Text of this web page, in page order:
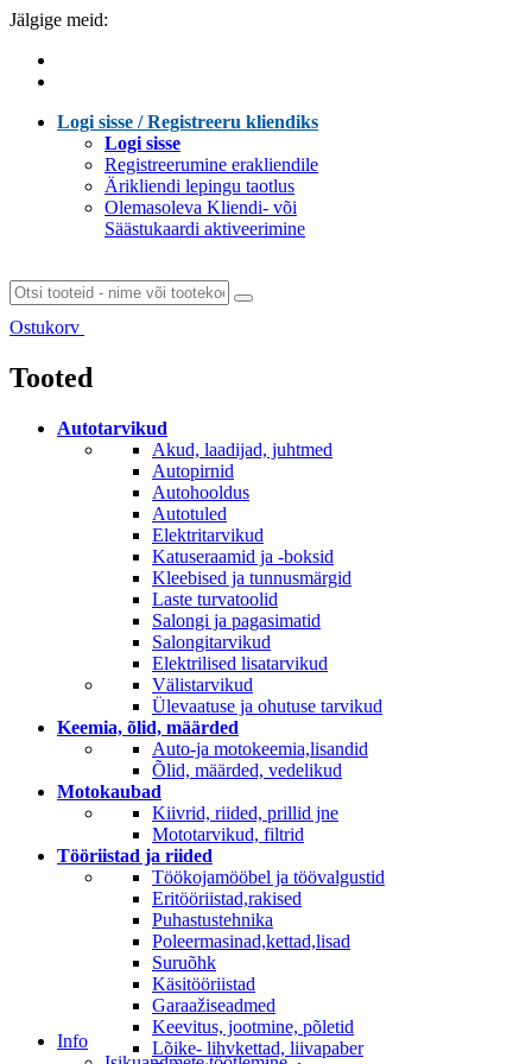
Jälgige meid:
Logi sisse / Registreeru kliendiks
Logi sisse
Registreerumine erakliendile
Ärikliendi lepingu taotlus
Olemasoleva Kliendi- või
Säästukaardi aktiveerimine
Ostukorv
Tooted
Autotarvikud
Akud, laadijad, juhtmed
Autopirnid
Autohooldus
Autotuled
Elektritarvikud
Katuseraamid ja -boksid
Kleebised ja tunnusmärgid
Laste turvatoolid
Salongi ja pagasimatid
Salongitarvikud
Elektrilised lisatarvikud
Välistarvikud
Ülevaatuse ja ohutuse tarvikud
Keemia, õlid, määrded
Auto-ja motokeemia,lisandid
Õlid, määrded, vedelikud
Motokaubad
Kiivrid, riided, prillid jne
Mototarvikud, filtrid
Tööriistad ja riided
Töökojamööbel ja töövalgustid
Eritööriistad,rakised
Puhastustehnika
Poleermasinad,kettad,lisad
Suruõhk
Käsitööriistad
Garaažiseadmed
Keevitus, jootmine, põletid
Lõike- lihvkettad, liivapaber
Info